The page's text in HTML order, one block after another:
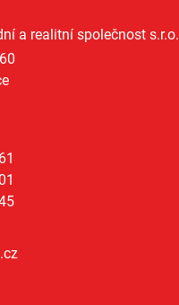
a realitní společnost s.r.o.